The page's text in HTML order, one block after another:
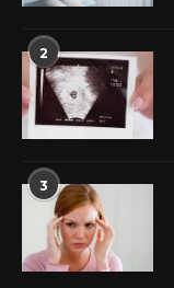
2
3